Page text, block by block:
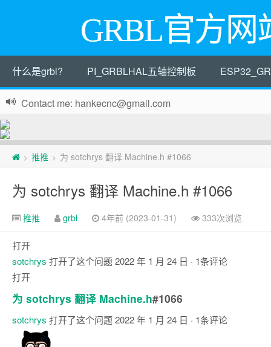
GRBL官方网
什么是grbl? PI_GRBLHAL五轴控制板
Contact me: hankecnc@gmail.com
> 推推 > 为 sotchrys 翻译 Machine.h #1066
为 sotchrys 翻译 Machine.h #1066
推推 grbl 4年前 (2023-01-31) 333次浏览
打开
sotchrys 打开了这个问题2022 年 1 月 24 日 · 1条评论
打开
为 sotchrys 翻译 Machine.h#1066
sotchrys 打开了这个问题2022 年 1 月 24 日 · 1条评论